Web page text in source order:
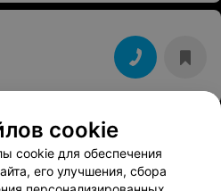
cookie
cookie для обеспечения
его улучшения, сбора